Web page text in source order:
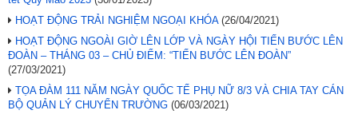
HOẠT ĐỘNG TRẢI NGHIỆM NGOẠI KHÓA (26/04/2021)
HOẠT ĐỘNG NGOÀI GIỜ LÊN LỚP VÀ NGÀY HỘI TIẾN BƯỚC LÊN
ĐOÀN – THÁNG 03 – CHỦ ĐIỂM: “TIẾN BƯỚC LÊN ĐOÀN”
(27/03/2021)
TỌA ĐÀM 111 NĂM NGÀY QUỐC TẾ PHỤ NỮ 8/3 VÀ CHIA TAY CÁN
BỘ QUẢN LÝ CHUYỂN TRƯỜNG (06/03/2021)